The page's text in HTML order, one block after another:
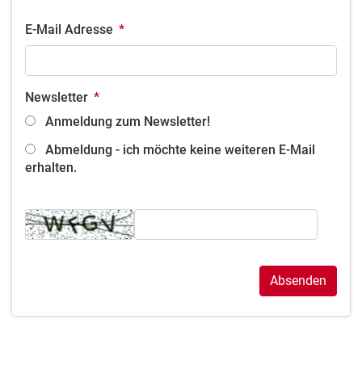
E-Mail Adresse *
Newsletter *
Anmeldung zum Newsletter!
Abmeldung - ich möchte keine weiteren E-Mail
erhalten.
Absenden